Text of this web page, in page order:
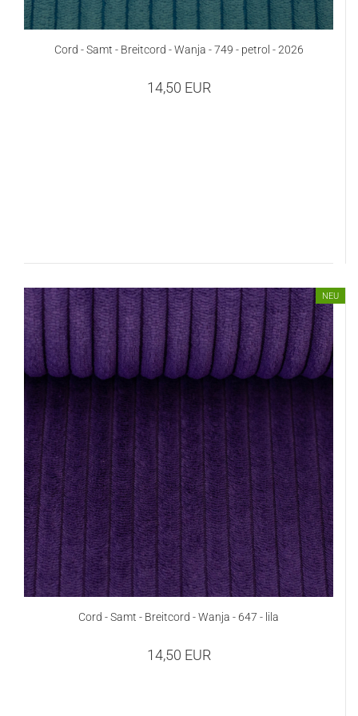
Cord - Samt - Breitcord - Wanja - 749 - petrol - 2026
14,50 EUR
NEU
Cord - Samt - Breitcord - Wanja - 647 - lila
14,50 EUR